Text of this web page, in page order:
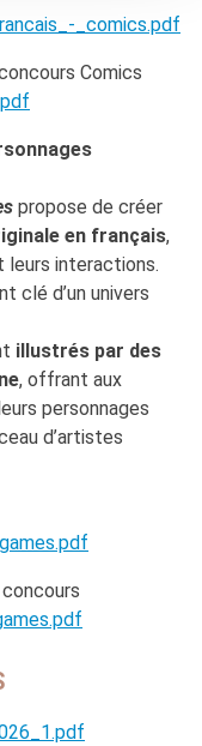
_comics.pdf
Comics
propose de créer
en français,
leurs interactions.
clé d’un univers
illustrés par des
, offrant aux
personnages
d’artistes